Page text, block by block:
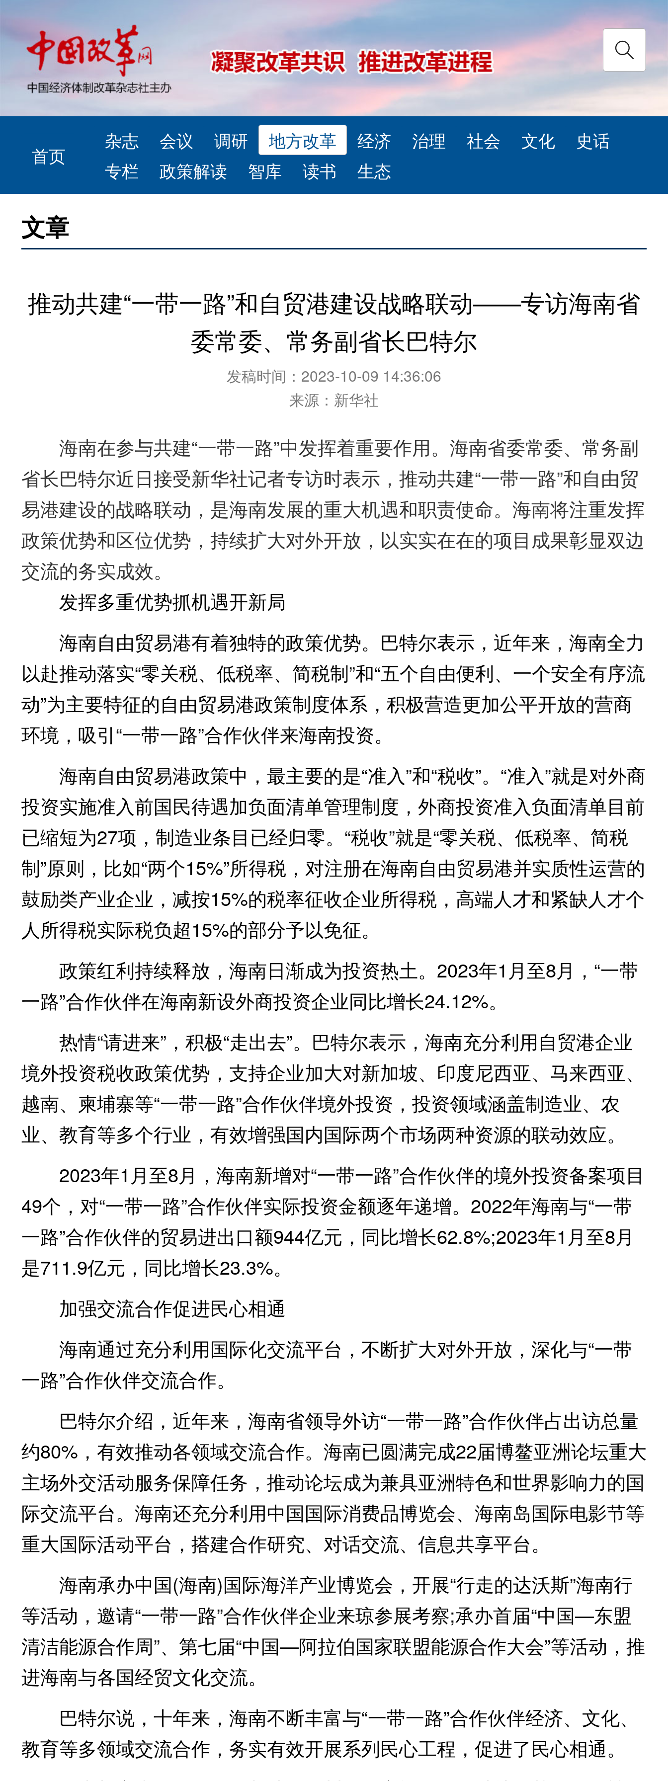
首页
杂志 会议 调研 地方改革 经济 治理 社会 文化
史话
专栏
政策解读 智库 读书 生态
文章
推动共建“一带一路”和自贸港建设战略联动——专访海南省
委常委、常务副省长巴特尔
发稿时间：2023-10-09 14:36:06
来源：新华社
海南在参与共建“一带一路”中发挥着重要作用。海南省委常委、常务副
省长巴特尔近日接受新华社记者专访时表示，推动共建“一带一路”和自由贸
易港建设的战略联动，是海南发展的重大机遇和职责使命。海南将注重发挥
政策优势和区位优势，持续扩大对外开放，以实实在在的项目成果彰显双边
交流的务实成效。
发挥多重优势抓机遇开新局
海南自由贸易港有着独特的政策优势。巴特尔表示，近年来，海南全力
以赴推动落实“零关税、低税率、简税制”和“五个自由便利、一个安全有序流
动”为主要特征的自由贸易港政策制度体系，积极营造更加公平开放的营商
环境，吸引“一带一路”合作伙伴来海南投资。
海南自由贸易港政策中，最主要的是“准入”和“税收”。“准入”就是对外商
投资实施准入前国民待遇加负面清单管理制度，外商投资准入负面清单目前
已缩短为27项，制造业条目已经归零。“税收”就是“零关税、低税率、简税
制”原则，比如“两个15%”所得税，对注册在海南自由贸易港并实质性运营的
鼓励类产业企业，减按15%的税率征收企业所得税，高端人才和紧缺人才个
人所得税实际税负超15%的部分予以免征。
政策红利持续释放，海南日渐成为投资热土。2023年1月至8月，“一带
一路”合作伙伴在海南新设外商投资企业同比增长24.12%。
热情“请进来”，积极“走出去”。巴特尔表示，海南充分利用自贸港企业
境外投资税收政策优势，支持企业加大对新加坡、印度尼西亚、马来西亚、
越南、柬埔寨等“一带一路”合作伙伴境外投资，投资领域涵盖制造业、农
业、教育等多个行业，有效增强国内国际两个市场两种资源的联动效应。
2023年1月至8月，海南新增对“一带一路”合作伙伴的境外投资备案项目
49个，对“一带一路”合作伙伴实际投资金额逐年递增。2022年海南与“一带
一路”合作伙伴的贸易进出口额944亿元，同比增长62.8%;2023年1月至8月
是711.9亿元，同比增长23.3%。
加强交流合作促进民心相通
海南通过充分利用国际化交流平台，不断扩大对外开放，深化与“一带
一路”合作伙伴交流合作。
巴特尔介绍，近年来，海南省领导外访“一带一路”合作伙伴占出访总量
约80%，有效推动各领域交流合作。海南已圆满完成22届博鳌亚洲论坛重大
主场外交活动服务保障任务，推动论坛成为兼具亚洲特色和世界影响力的国
际交流平台。海南还充分利用中国国际消费品博览会、海南岛国际电影节等
重大国际活动平台，搭建合作研究、对话交流、信息共享平台。
海南承办中国(海南)国际海洋产业博览会，开展“行走的达沃斯”海南行
等活动，邀请“一带一路”合作伙伴企业来琼参展考察;承办首届“中国—东盟
清洁能源合作周”、第七届“中国—阿拉伯国家联盟能源合作大会”等活动，推
进海南与各国经贸文化交流。
巴特尔说，十年来，海南不断丰富与“一带一路”合作伙伴经济、文化、
教育等多领域交流合作，务实有效开展系列民心工程，促进了民心相通。